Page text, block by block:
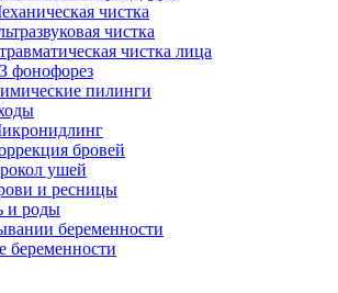
чистка
чистка
чистка лица
фонофорез
пилинги
бровей
ушей
и ресницы
и роды
беременности
беременности